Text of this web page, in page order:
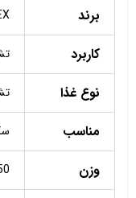
برند
کاربرد
نوع غذا
مناسب
وزن